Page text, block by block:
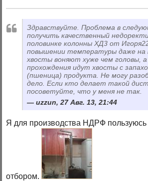
Здравствуйте. Проблема в
получить качественный
половинке колонны ХД3 от
повышении температуры даже на
хвосты воняют хуже чем головы,
прохождения идут хвосты с
(пшеница) продукта. Не могу
дело. Если кто делает такой
посоветуйте, что у меня не так.
uzzun, 27 Авг. 13, 21:44
Я для производства НДРФ
отбором.